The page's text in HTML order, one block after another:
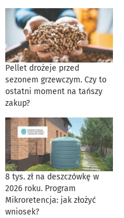
Pellet drożeje przed
sezonem grzewczym. Czy to
ostatni moment na tańszy
zakup?
8 tys. zł na deszczówkę w
2026 roku. Program
Mikroretencja: jak złożyć
wniosek?